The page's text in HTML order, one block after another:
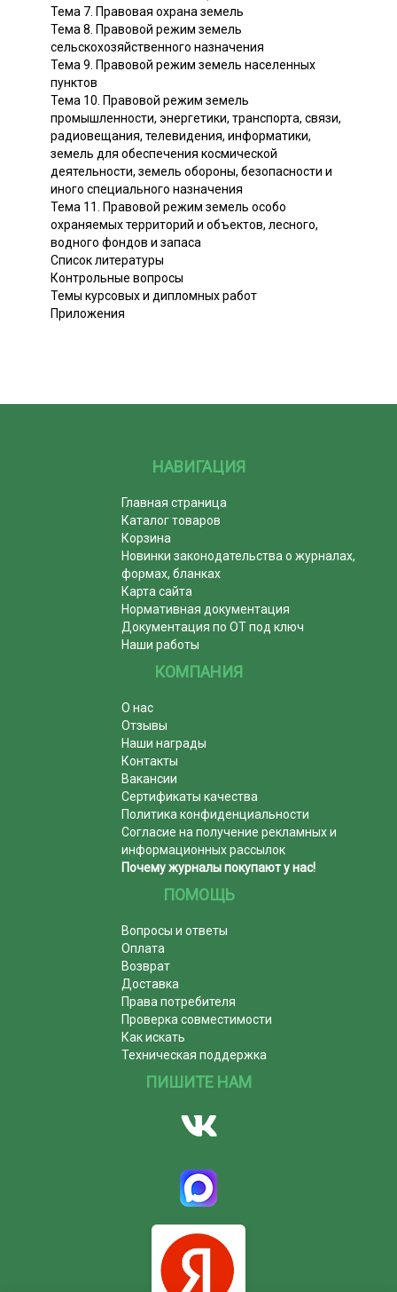
Тема 7. Правовая охрана земель
Тема 8. Правовой режим земель
сельскохозяйственного назначения
Тема 9. Правовой режим земель населенных
пунктов
Тема 10. Правовой режим земель
промышленности, энергетики, транспорта, связи,
радиовещания, телевидения, информатики,
земель для обеспечения космической
деятельности, земель обороны, безопасности и
иного специального назначения
Тема 11. Правовой режим земель особо
охраняемых территорий и объектов, лесного,
водного фондов и запаса
Список литературы
Контрольные вопросы
Темы курсовых и дипломных работ
Приложения
НАВИГАЦИЯ
Главная страница
Каталог товаров
Корзина
Новинки законодательства о журналах,
формах, бланках
Карта сайта
Нормативная документация
Документация по ОТ под ключ
Наши работы
КОМПАНИЯ
О нас
Отзывы
Наши награды
Контакты
Вакансии
Сертификаты качества
Политика конфиденциальности
Согласие на получение рекламных и
информационных рассылок
Почему журналы покупают у нас!
ПОМОЩЬ
Вопросы и ответы
Оплата
Возврат
Доставка
Права потребителя
Проверка совместимости
Как искать
Техническая поддержка
ПИШИТЕ НАМ